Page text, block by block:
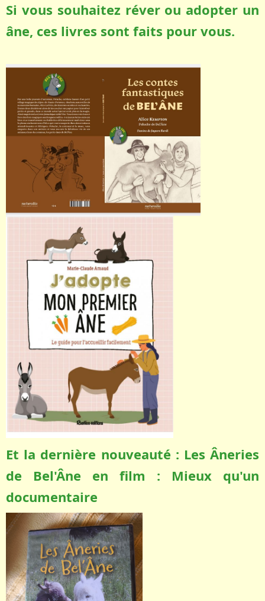
Si vous souhaitez réver ou adopter un
âne, ces livres sont faits pour vous.
Et la dernière nouveauté : Les Âneries
de Bel'Âne en film : Mieux qu'un
documentaire